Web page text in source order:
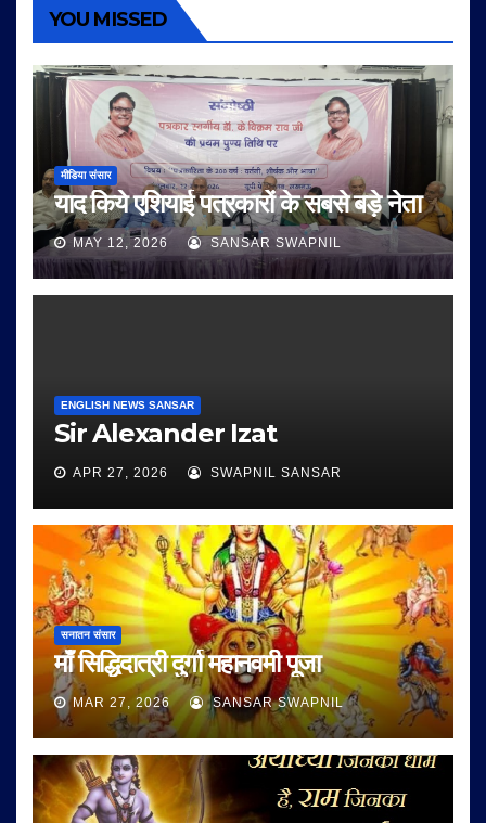
YOU MISSED
मीडिया संसार
याद किये एशियाई पत्रकारों के सबसे बड़े नेता
MAY 12, 2026 SANSAR SWAPNIL
ENGLISH NEWS SANSAR
Sir Alexander Izat
APR 27, 2026 SWAPNIL SANSAR
सनातन संसार
माँ सिद्धिदात्री दुर्गा महानवमी पूजा
MAR 27, 2026 SANSAR SWAPNIL